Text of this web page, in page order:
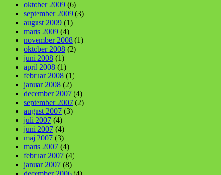
oktober 2009 (6)
september 2009 (3)
august 2009 (1)
marts 2009 (4)
november 2008 (1)
oktober 2008 (2)
juni 2008 (1)
april 2008 (1)
februar 2008 (1)
januar 2008 (2)
december 2007 (4)
september 2007 (2)
august 2007 (3)
juli 2007 (4)
juni 2007 (4)
maj 2007 (3)
marts 2007 (4)
februar 2007 (4)
januar 2007 (8)